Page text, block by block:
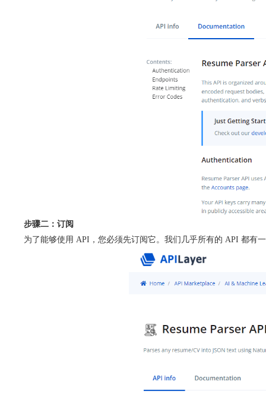
步骤二：订阅
为了能够使用 API，您必须先订阅它。我们几乎所有的 API 都有